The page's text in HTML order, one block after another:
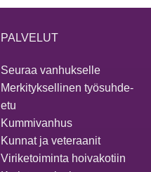
PALVELUT
Seuraa vanhukselle
Merkityksellinen työsuhde-
etu
Kummivanhus
Kunnat ja veteraanit
Viriketoiminta hoivakotiin